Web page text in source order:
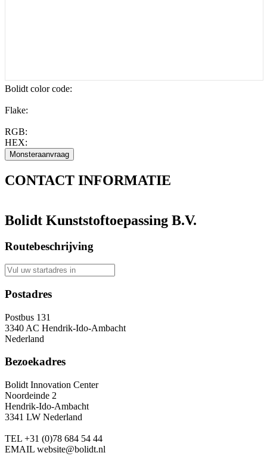
Bolidt color code:
Flake:
RGB:
HEX:
CONTACT INFORMATIE
Bolidt Kunststoftoepassing B.V.
Routebeschrijving
Postadres
Postbus 131
3340 AC Hendrik-Ido-Ambacht
Nederland
Bezoekadres
Bolidt Innovation Center
Noordeinde 2
Hendrik-Ido-Ambacht
3341 LW Nederland
TEL +31 (0)78 684 54 44
EMAIL website@bolidt.nl